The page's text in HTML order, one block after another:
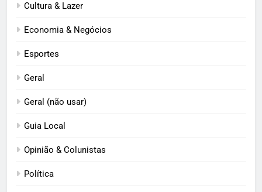
Cultura & Lazer
Economia & Negócios
Esportes
Geral
Geral (não usar)
Guia Local
Opinião & Colunistas
Política